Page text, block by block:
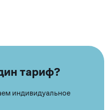
тариф?
индивидуальное